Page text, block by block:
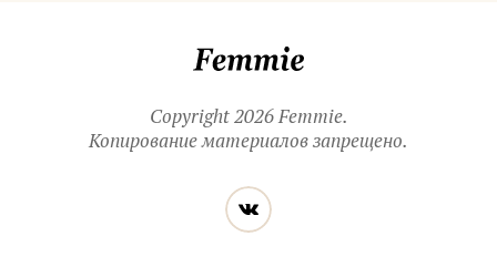
Copyright 2026 Femmie.
Копирование материалов запрещено.
Читайте
нас
в социальных